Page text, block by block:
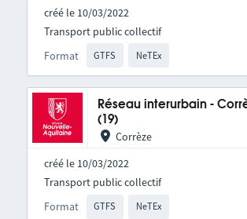
créé le 10/03/2022
Format GTFS NeTEx
Transport public collectif
Réseau interurbain -
(19)
Corrèze
créé le 10/03/2022
Format GTFS NeTEx
Transport public collectif